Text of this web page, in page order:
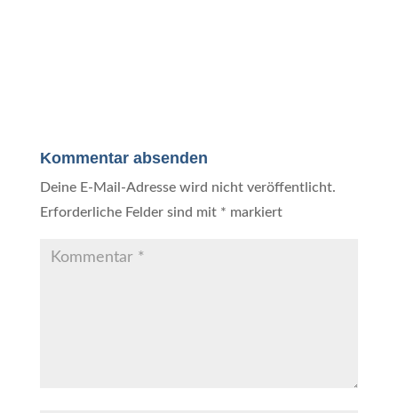
Kommentar absenden
Deine E-Mail-Adresse wird nicht veröffentlicht.
Erforderliche Felder sind mit * markiert